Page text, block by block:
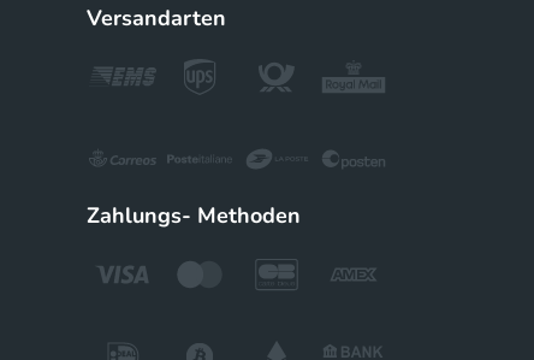
Versandarten
Zahlungs- Methoden